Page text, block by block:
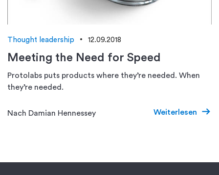
Thought leadership 12.09.2018
Meeting the Need for Speed
Protolabs puts products where they’re needed. When
they’re needed.
Nach Damian Hennessey Weiterlesen